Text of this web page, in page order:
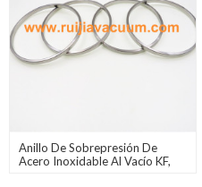
Anillo De Sobrepresión De
Acero Inoxidable Al Vacío KF,